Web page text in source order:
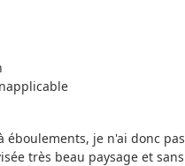
je n'ai donc pas
très beau paysage et sans